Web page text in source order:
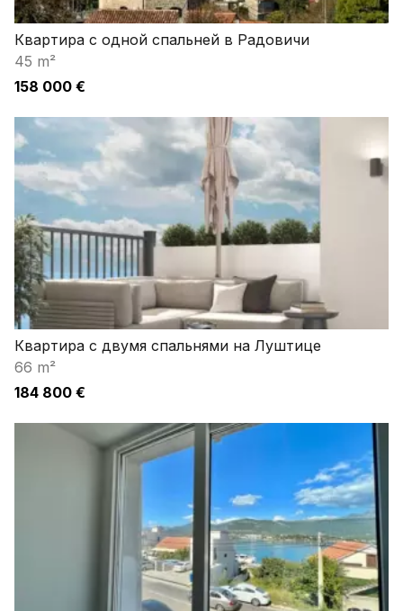
Квартира с одной спальней в Радовичи
45 m²
158 000 €
Квартира с двумя спальнями на Луштице
66 m²
184 800 €